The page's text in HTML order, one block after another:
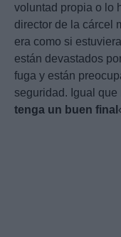
voluntad propia o lo
director de la cárcel
era como si
están devastados
fuga y están
seguridad. Igual que
tenga un buen final